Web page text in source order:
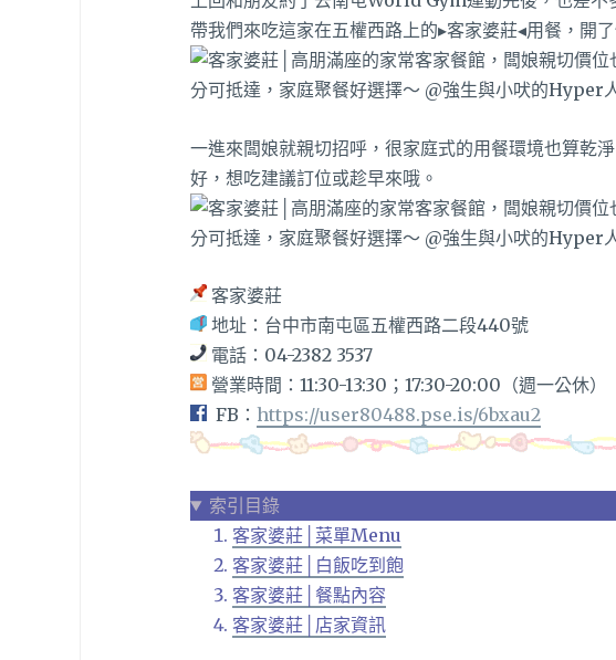
帶我們來吃這家在五權西路上的▸客家婆莊◂用餐，開
一進來闆娘就親切招呼，很家庭式的用餐環境也算乾
好，想吃建議訂位或趁早來哦。
客家婆莊
地址：台中市南屯區五權西路二段440號
電話：04-2382 3537
營業時間：11:30-13:30；17:30-20:00（週一公休）
FB： https://user80488.pse.is/6bxau2
索引目錄
客家婆莊│菜單Menu
客家婆莊│白飯吃到飽
客家婆莊│餐點內容
客家婆莊│店家資訊